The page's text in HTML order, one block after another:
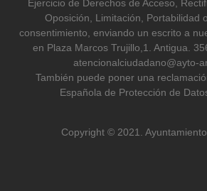
Ejercicio de Derechos de Acceso,
Oposición, Limitación, Portabilidad
consentimiento, enviando un escrito a
en Plaza Marcos Trujillo,1. Antigua.
atencionalciudadano@ayto-
También puede poner una
Española de Protección de
Copyright © 2021.